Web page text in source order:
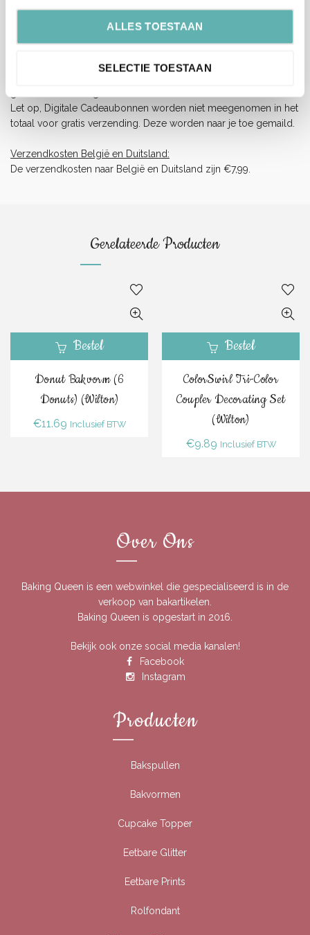
ALLES TOESTAAN
SELECTIE TOESTAAN
Verzendkosten Nederland:
Orders boven de 65 euro (inclusief BTW) worden gratis
Let op, Digitale Cadeaubonnen worden niet meegenomen in het
totaal voor gratis verzending. Deze worden naar je toe gemaild.
Verzendkosten België en Duitsland:
De verzendkosten naar België en Duitsland zijn €7,99.
Gerelateerde Producten
Bestel
Donut Bakvorm (6
Donuts) (Wilton)
€11.69 Inclusief BTW
Bestel
ColorSwirl Tri-Color
Coupler Decorating Set
(Wilton)
€9.89 Inclusief BTW
Over Ons
Baking Queen is een webwinkel die gespecialiseerd is in de
verkoop van bakartikelen.
Baking Queen is opgestart in 2016.
Bekijk ook onze social media kanalen!
Facebook
Instagram
Producten
Bakspullen
Bakvormen
Cupcake Topper
Eetbare Glitter
Eetbare Prints
Rolfondant